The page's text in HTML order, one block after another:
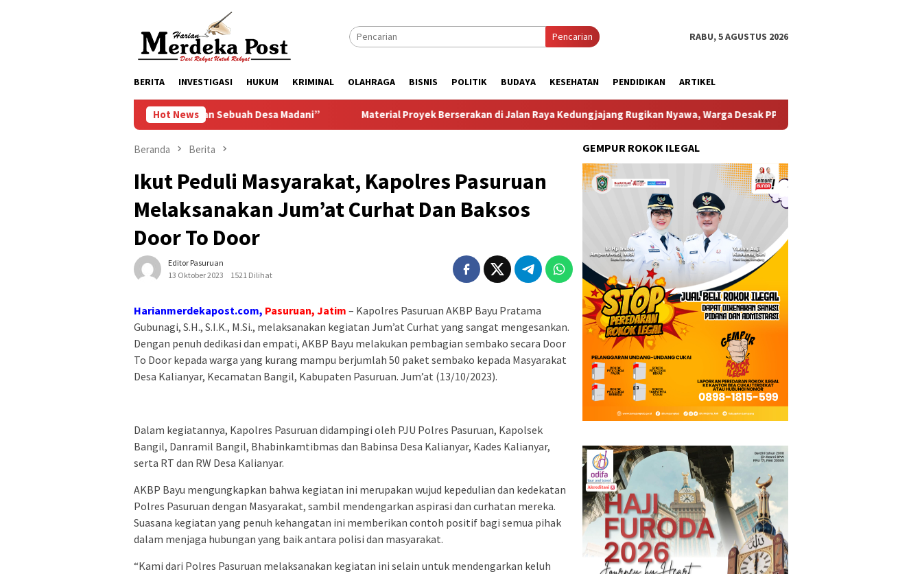
Pencarian RABU, 5 AGUSTUS 2026
BERITA INVESTIGASI HUKUM KRIMINAL OLAHRAGA BISNIS POLITIK BUDAYA KESEHATAN PENDIDIKAN ARTIKEL
Hot News
“Dalam Rangka Mewujudkan Sebuah Desa Madani” Material Proyek Berserakan di Jalan Raya Kedungjajang Rugikan Nyawa, Warga Desak PPK 1.3 Segera Bertindak
Beranda Berita
Ikut Peduli Masyarakat, Kapolres Pasuruan
Melaksanakan Jum’at Curhat Dan Baksos
Door To Door
Editor Pasuruan
13 Oktober 2023
1521 Dilihat
Harianmerdekapost.com, Pasuruan, Jatim – Kapolres Pasuruan AKBP Bayu Pratama
Gubunagi, S.H., S.I.K., M.Si., melaksanakan kegiatan Jum’at Curhat yang sangat mengesankan.
Dengan penuh dedikasi dan empati, AKBP Bayu melakukan pembagian sembako secara Door
To Door kepada warga yang kurang mampu berjumlah 50 paket sembako kepada Masyarakat
Desa Kalianyar, Kecamatan Bangil, Kabupaten Pasuruan. Jum’at (13/10/2023).
Dalam kegiatannya, Kapolres Pasuruan didampingi oleh PJU Polres Pasuruan, Kapolsek
Bangil, Danramil Bangil, Bhabinkamtibmas dan Babinsa Desa Kalianyar, Kades Kalianyar,
serta RT dan RW Desa Kalianyar.
AKBP Bayu mengungkapkan bahwa kegiatan ini merupakan wujud kepedulian dan kedekatan
Polres Pasuruan dengan Masyarakat, sambil mendengarkan aspirasi dan curhatan mereka.
Suasana kegiatan yang penuh kehangatan ini memberikan contoh positif bagi semua pihak
dalam menjaga hubungan yang baik antara polisi dan masyarakat.
“Kami dari Polres Pasuruan melaksanakan kegiatan ini selain untuk mendengarkan keluh
GEMPUR ROKOK ILEGAL